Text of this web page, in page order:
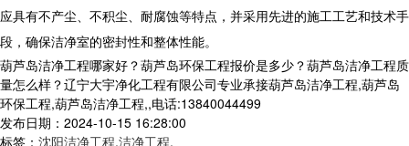
应具有不产尘、不积尘、耐腐蚀等特点，并采用先进的施工工艺和技术手
段，确保洁净室的密封性和整体性能。
葫芦岛洁净工程哪家好？葫芦岛环保工程报价是多少？葫芦岛洁净工程质
量怎么样？辽宁大宇净化工程有限公司专业承接葫芦岛洁净工程,葫芦岛
环保工程,葫芦岛洁净工程,,电话:13840044499
发布日期：2024-10-15 16:28:00
标签： 沈阳洁净工程,洁净工程,